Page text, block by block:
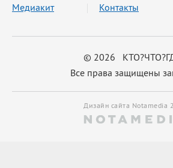
© 2026
Все права защищены
Медиакит Контакты
Дизайн сайта Notamedia